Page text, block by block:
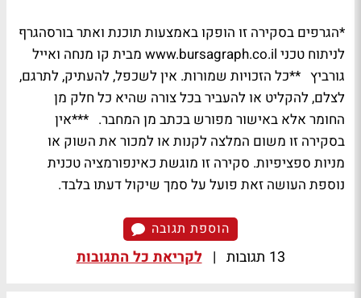
*הגרפים בסקירה זו הופקו באמצעות תוכנת ואתר בורסהגרף
לניתוח טכני www.bursagraph.co.il מבית קו מנחה ואייל
גורביץ **כל הזכויות שמורות. אין לשכפל, להעתיק, לתרגם,
לצלם, להקליט או להעביר בכל צורה שהיא כל חלק מן
החומר אלא באישור מפורש בכתב מן המחבר. ***אין
בסקירה זו משום המלצה לקנות או למכור את השוק או
מניות ספציפיות. סקירה זו מוגשת כאינפורמציה טכנית
נוספת העושה זאת פועל על סמך שיקול דעתו בלבד.
הוספת תגובה
13 תגובות | לקריאת כל התגובות